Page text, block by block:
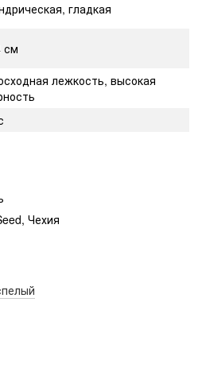
гладкая
см
лежкость, высокая
Чехия